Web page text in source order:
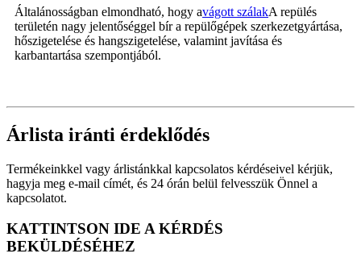
Általánosságban elmondható, hogy avágott szálakA repülés
területén nagy jelentőséggel bír a repülőgépek szerkezetgyártása,
hőszigetelése és hangszigetelése, valamint javítása és
karbantartása szempontjából.
Árlista iránti érdeklődés
Termékeinkkel vagy árlistánkkal kapcsolatos kérdéseivel kérjük,
hagyja meg e-mail címét, és 24 órán belül felvesszük Önnel a
kapcsolatot.
KATTINTSON IDE A KÉRDÉS
BEKÜLDÉSÉHEZ